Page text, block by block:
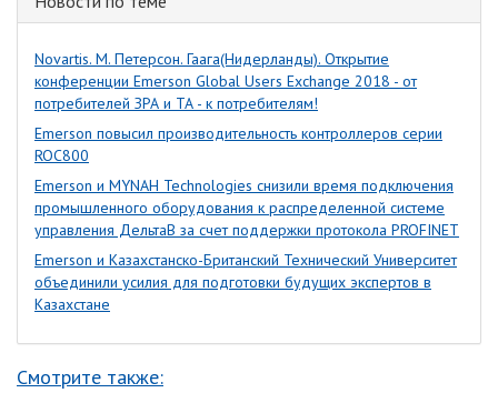
Novartis. М. Петерсон. Гаага(Нидерланды). Открытие
конференции Emerson Global Users Exchange 2018 - от
потребителей ЗРА и ТА - к потребителям!
Emerson повысил производительность контроллеров серии
ROC800
Emerson и MYNAH Technologies снизили время подключения
промышленного оборудования к распределенной системе
управления ДельтаВ за счет поддержки протокола PROFINET
Emerson и Казахстанско-Британский Технический Университет
объединили усилия для подготовки будущих экспертов в
Казахстане
Смотрите также: